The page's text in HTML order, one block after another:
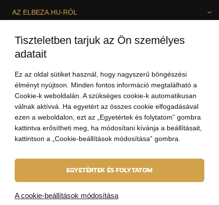
AZ ELBEZA.HU-RÓL
+3613237703
szia@elbeza.hu
© 2010 - 2026 ELBEZA - ékszert ajándékba
Tiszteletben tarjuk az Ön személyes
adatait
Ez az oldal sütiket használ, hogy nagyszerű böngészési
élményt nyújtson. Minden fontos információ megtalálható a
Cookie-k weboldalán. A szükséges cookie-k automatikusan
válnak aktívvá. Ha egyetért az összes cookie elfogadásával
ezen a weboldalon, ezt az „Egyetértek és folytatom” gombra
kattintva erősítheti meg, ha módosítani kívánja a beállításait,
kattintson a „Cookie-beállítások módosítása” gombra.
EGYETÉRTEK ÉS FOLYTATOM
A cookie-beállítások módosítása